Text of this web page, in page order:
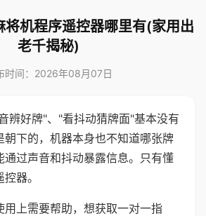
将机程序遥控器哪里有(家用出
老千揭秘)
时间：2026年08月07日
辨好牌"、"看抖动猜牌面"基本没有
朝下的，机器本身也不知道哪张牌
通过声音和抖动暴露信息。只有懂
器。
用上需要帮助，想获取一对一指